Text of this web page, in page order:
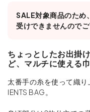
SALE対象商品のため
受けできませんのでご
ちょっとしたお出掛
ど、マルチに使える巾
太番手の糸を使って織
IENTS BAG。